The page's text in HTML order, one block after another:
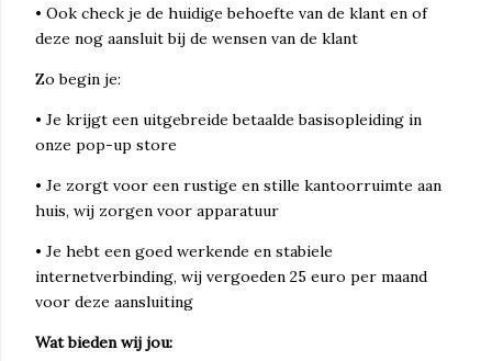
• Ook check je de huidige behoefte van de klant en of
deze nog aansluit bij de wensen van de klant
Zo begin je:
• Je krijgt een uitgebreide betaalde basisopleiding in
onze pop-up store
• Je zorgt voor een rustige en stille kantoorruimte aan
huis, wij zorgen voor apparatuur
• Je hebt een goed werkende en stabiele
internetverbinding, wij vergoeden 25 euro per maand
voor deze aansluiting
Wat bieden wij jou: